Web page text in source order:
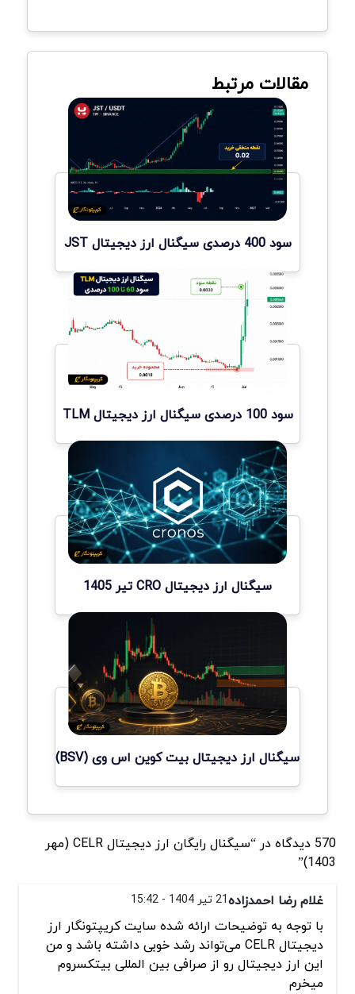
مقالات مرتبط
سود 400 درصدی سیگنال ارز دیجیتال JST
سود 100 درصدی سیگنال ارز دیجیتال TLM
سیگنال ارز دیجیتال CRO تیر 1405
سیگنال ارز دیجیتال بیت کوین اس وی (BSV)
570 دیدگاه در “سیگنال رایگان ارز دیجیتال CELR (مهر
1403)”
غلام رضا احمدزاده21 تیر 1404 - 15:42
با توجه به توضیحات ارائه شده سایت کریپتونگار ارز
دیجیتال CELR می‌تواند رشد خوبی داشته باشد و من
این ارز دیجیتال رو از صرافی بین المللی بیتکسروم
میخرم